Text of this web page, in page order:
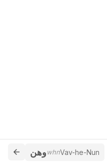
وهنwhnVav-he-Nun